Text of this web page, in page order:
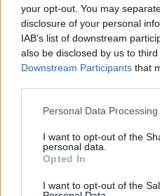
your opt-out. You may
disclosure of your personal
IAB’s list of downstream
also be disclosed by us to
Downstream Participants that
Personal Data
I want to opt-out of the
personal data.
Opted In
I want to opt-out of the
Tabletka
Dzień dobry jaka jest
dni przed owulacja?
zadziała tabletka
pewności czy z
dostało
Forum:Ginekologia
POWIĄZANE